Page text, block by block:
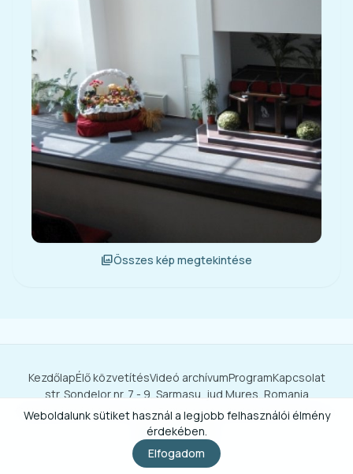
photo_libraryÖsszes kép megtekintése
KezdőlapÉlő közvetítésVideó archívumProgramKapcsolat
str. Sondelor nr. 7 - 9, Sarmasu, jud Mures, Romania
© Nagysármási Adventista Gyülekezet. Minden jog fenntartva.
Weboldalunk sütiket használ a legjobb felhasználói élmény
érdekében.
Elfogadom